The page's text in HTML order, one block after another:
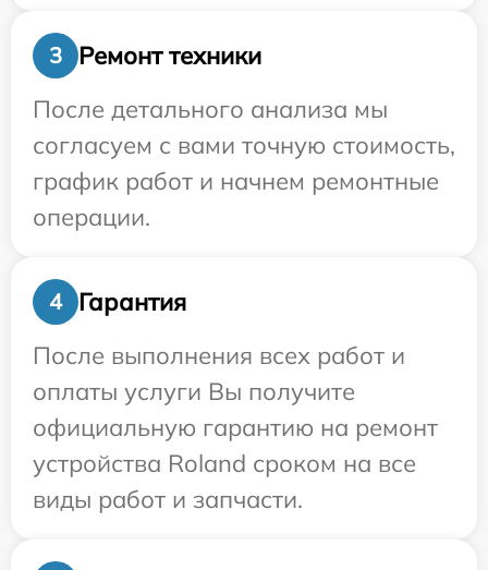
3
Ремонт техники
После детального анализа мы
согласуем с вами точную стоимость,
график работ и начнем ремонтные
операции.
4
Гарантия
После выполнения всех работ и
оплаты услуги Вы получите
официальную гарантию на ремонт
устройства Roland сроком на все
виды работ и запчасти.